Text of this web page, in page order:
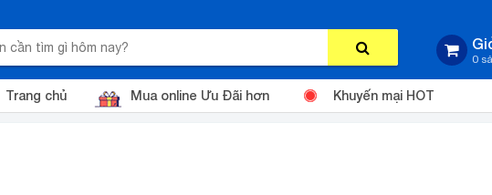
0
Trang chủ Mua online Ưu Đãi hơn Khuyến mại HOT